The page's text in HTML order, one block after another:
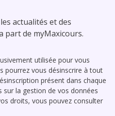
actualités et des
part de myMaxicours.
utilisée pour vous
pourrez vous désinscrire à tout
présent dans chaque
sur la gestion de vos données
droits, vous pouvez consulter